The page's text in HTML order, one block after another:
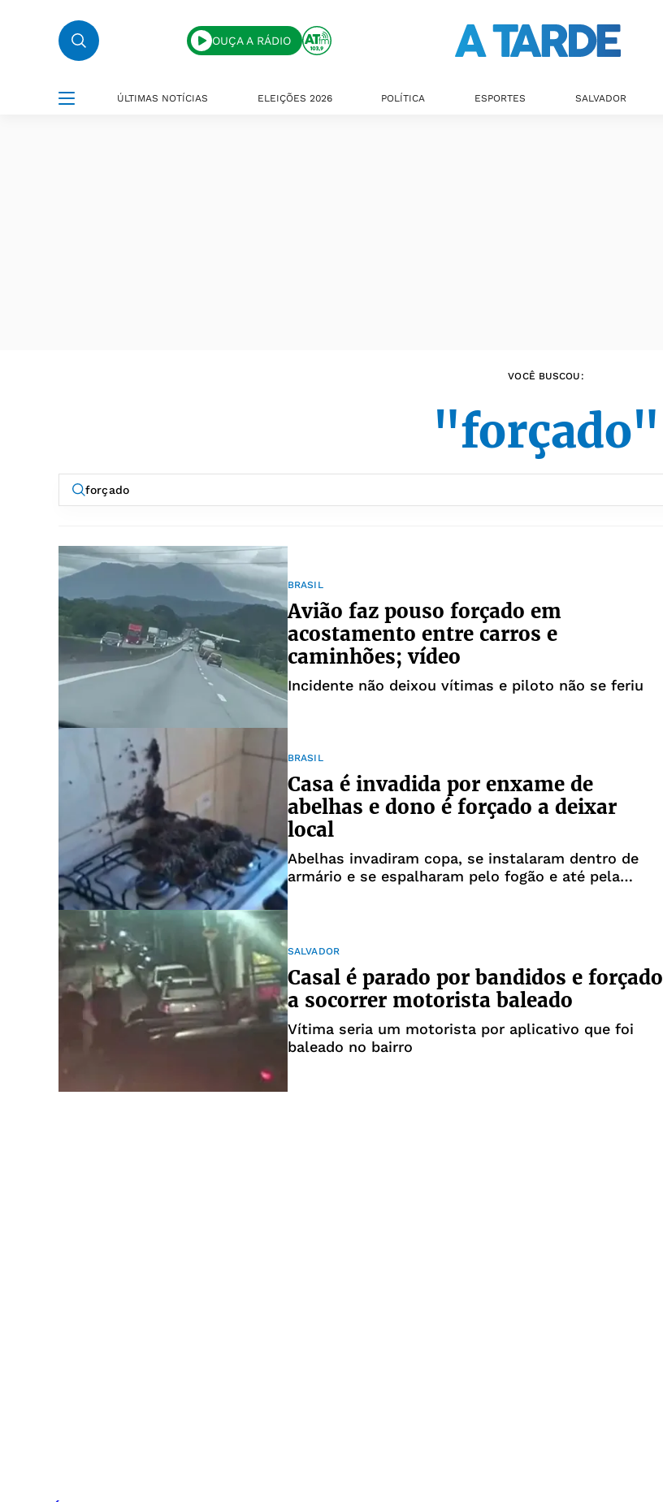
OUÇA A RÁDIO
ÚLTIMAS NOTÍCIAS ELEIÇÕES 2026 POLÍTICA ESPORTES SALVADOR
VOCÊ BUSCOU:
"forçado"
BRASIL
Avião faz pouso forçado em
acostamento entre carros e
caminhões; vídeo
Incidente não deixou vítimas e piloto não se feriu
BRASIL
Casa é invadida por enxame de
abelhas e dono é forçado a deixar
local
Abelhas invadiram copa, se instalaram dentro de
armário e se espalharam pelo fogão e até pela
SALVADOR
Casal é parado por bandidos e forçado
a socorrer motorista baleado
Vítima seria um motorista por aplicativo que foi
baleado no bairro